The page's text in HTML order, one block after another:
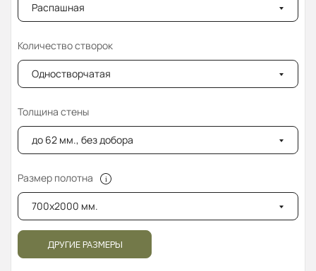
Распашная
Количество створок
Одностворчатая
Толщина стены
до 62 мм., без добора
Размер полотна
700x2000 мм.
ДРУГИЕ РАЗМЕРЫ